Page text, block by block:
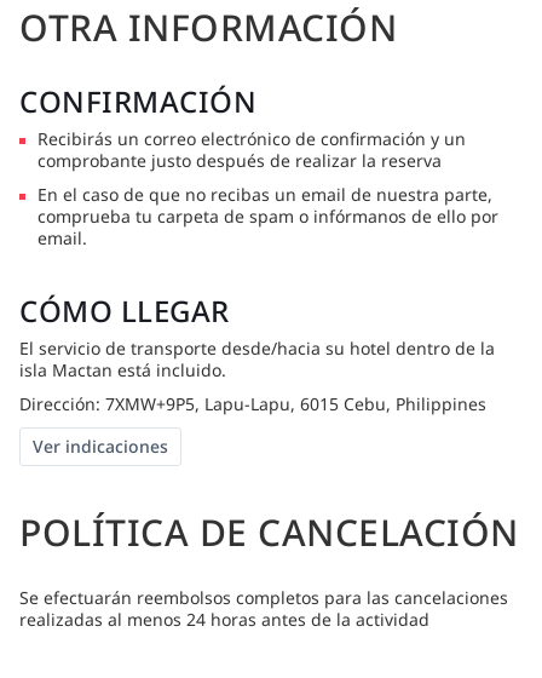
OTRA INFORMACIÓN
CONFIRMACIÓN
Recibirás un correo electrónico de confirmación y un
comprobante justo después de realizar la reserva
En el caso de que no recibas un email de nuestra parte,
comprueba tu carpeta de spam o infórmanos de ello por
email.
CÓMO LLEGAR
El servicio de transporte desde/hacia su hotel dentro de la
isla Mactan está incluido.
Dirección: 7XMW+9P5, Lapu-Lapu, 6015 Cebu, Philippines
Ver indicaciones
POLÍTICA DE CANCELACIÓN
Se efectuarán reembolsos completos para las cancelaciones
realizadas al menos 24 horas antes de la actividad